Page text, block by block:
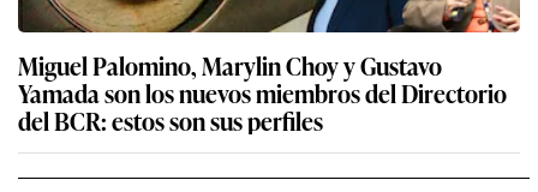
Miguel Palomino, Marylin Choy y Gustavo
Yamada son los nuevos miembros del Directorio
del BCR: estos son sus perfiles